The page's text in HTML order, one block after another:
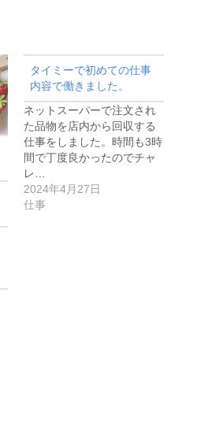
タイミーで初めての仕事
内容で働きました。
ネットスーパーで注文され
た品物を店内から回収する
仕事をしました。時間も3時
間で丁度良かったのでチャ
レ…
2024年4月27日
仕事